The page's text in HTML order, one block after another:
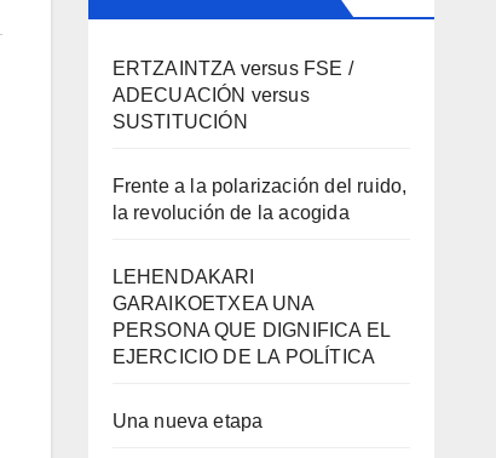
ERTZAINTZA versus FSE /
ADECUACIÓN versus
SUSTITUCIÓN
Frente a la polarización del ruido,
la revolución de la acogida
LEHENDAKARI
GARAIKOETXEA UNA
PERSONA QUE DIGNIFICA EL
EJERCICIO DE LA POLÍTICA
Una nueva etapa